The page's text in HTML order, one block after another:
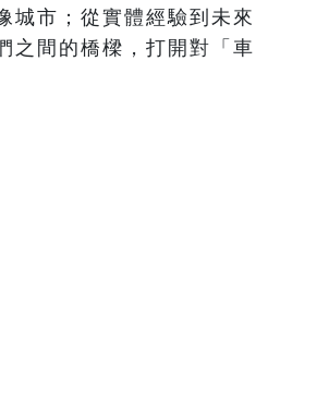
城市；從實體經驗到未來
之間的橋樑，打開對「車